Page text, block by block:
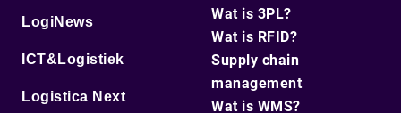
LogiNews
ICT&Logistiek
Logistica Next
Wat is 3PL?
Wat is RFID?
Supply chain
management
Wat is WMS?